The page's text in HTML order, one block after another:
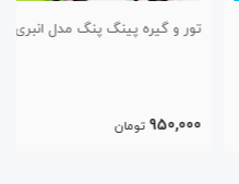
تور و گیره پینگ پنگ مدل انبری
950,000 تومان